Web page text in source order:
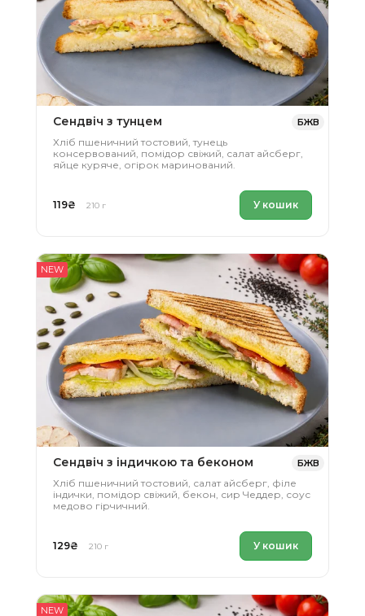
БЖВ
Сендвіч з тунцем
Хліб пшеничний тостовий, тунець
консервований, помідор свіжий, салат айсберг,
яйце куряче, огірок маринований.
119₴ 210 г У кошик
NEW
БЖВ
Сендвіч з індичкою та беконом
Хліб пшеничний тостовий, салат айсберг, філе
індички, помідор свіжий, бекон, сир Чеддер, соус
медово гірчичний.
129₴ 210 г У кошик
NEW